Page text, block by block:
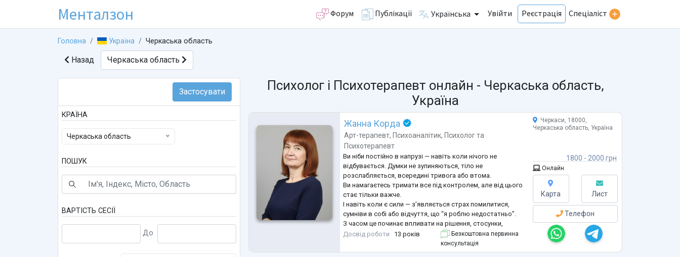
Менталзон Форум Публікації Українська Увійти Реєстрація Спеціаліст
Головна Україна Черкаська область
Назад Черкаська область
КРАЇНА
Черкаська область
ПОШУК
ВАРТІСТЬ СЕСІЇ
Психолог і Психотерапевт онлайн - Черкаська область,
Україна
Жанна Корда
Арт-терапевт, Психоаналітик, Психологта
Психотерапевт
Ви ніби постійно в напрузі — навіть коли нічого не
відбувається. Думки не зупиняються, тіло не
розслабляється, всередині тривога або втома.
Ви намагаєтесь тримати все під контролем, але від цього
стає тільки важче.
І навіть коли є сили — з’являється страх помилитися,
сумніви в собі або відчуття, що “я роблю недостатньо”.
З часом це починає впливати на рішення, стосунки,
фінансовий дохід і відчуття себе.
• тривога або панічні стани не дають спокою
Досвід роботи 13 років
Безкоштовна первинна
консультація
1800 - 2000 грн
Черкаси, 18000,
Черкаська область, Україна
Онлайн
Карта Лист
Телефон